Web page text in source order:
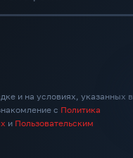
и на условиях, указанных в
с Политика
и Пользовательским